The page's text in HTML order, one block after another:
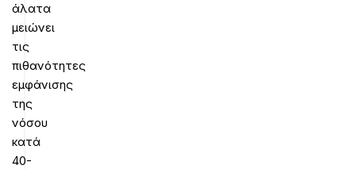
άλατα
μειώνει
τις
πιθανότητες
εμφάνισης
της
νόσου
κατά
40-